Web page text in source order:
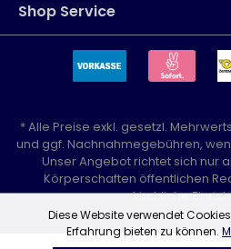
Shop Service
* Alle Preise exkl. gesetzl.
und ggf. Nachnahmegebühren,
Unser Angebot richtet sich nur
Körperschaften öffentlichen
kirchliche
Diese Website verwendet
Erfahrung bieten zu können.